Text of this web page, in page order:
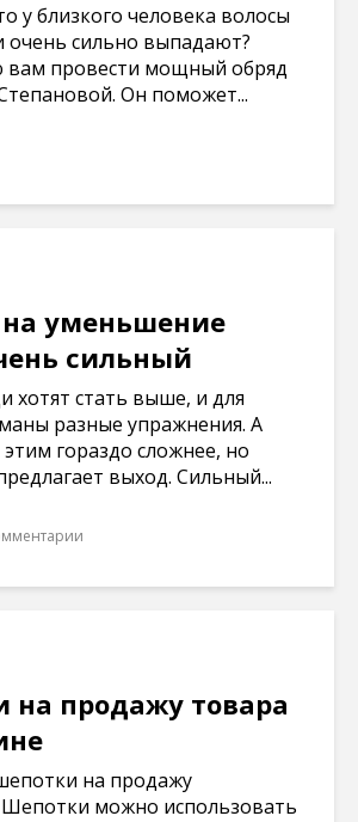
у близкого человека волосы
очень сильно выпадают?
вам провести мощный обряд
Он поможет...
на уменьшение
сильный
хотят стать выше, и для
разные упражнения. А
гораздо сложнее, но
выход. Сильный...
на продажу товара
на продажу
можно использовать